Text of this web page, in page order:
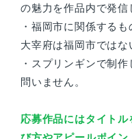
の魅力を作品内で発信
・福岡市に関係する
大宰府は福岡市ではな
・スプリンギンで制
問いません。
応募作品にはタイト